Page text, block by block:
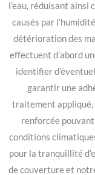
l’eau, réduisant ainsi
causés par
détérioration des
effectuent d’abord
identifier
garantir une
traitement
renforcée
conditions
pour la tranquillité
de couverture et